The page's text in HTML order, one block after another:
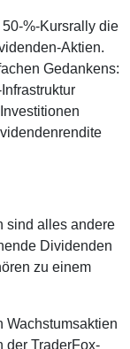
%-Kursrally die
Aktien.
Gedankens:
sind alles andere
Dividenden
zu einem
Wachstumsaktien
der TraderFox-